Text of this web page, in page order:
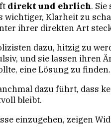
direkt und ehrlich.
Klarheit zu
ihrer direkten Art
dazu, hitzig zu
und sie lassen ihren
eine Lösung zu
dazu führt, dass
bleibt.
einzugehen, zeigen